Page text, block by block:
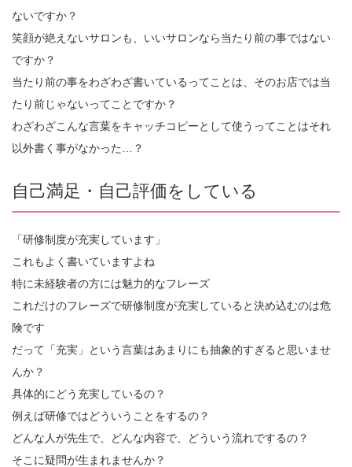
ないですか？
笑顔が絶えないサロンも、いいサロンなら当たり前の事ではない
ですか？
当たり前の事をわざわざ書いているってことは、そのお店では当
たり前じゃないってことですか？
わざわざこんな言葉をキャッチコピーとして使うってことはそれ
以外書く事がなかった…？
自己満足・自己評価をしている
「研修制度が充実しています」
これもよく書いていますよね
特に未経験者の方には魅力的なフレーズ
これだけのフレーズで研修制度が充実していると決め込むのは危
険です
だって「充実」という言葉はあまりにも抽象的すぎると思いませ
んか？
具体的にどう充実しているの？
例えば研修ではどういうことをするの？
どんな人が先生で、どんな内容で、どういう流れでするの？
そこに疑問が生まれませんか？